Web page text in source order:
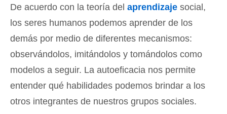
De acuerdo con la teoría del aprendizaje social,
los seres humanos podemos aprender de los
demás por medio de diferentes mecanismos:
observándolos, imitándolos y tomándolos como
modelos a seguir. La autoeficacia nos permite
entender qué habilidades podemos brindar a los
otros integrantes de nuestros grupos sociales.